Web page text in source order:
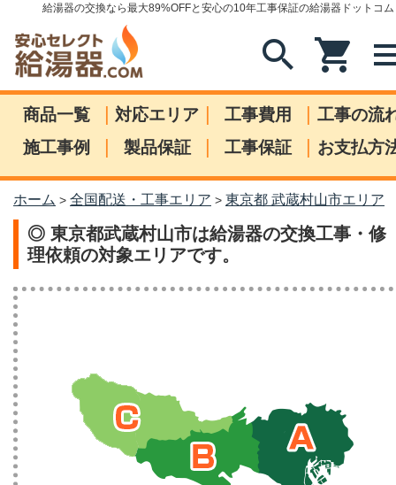
給湯器の交換なら最大89%OFFと安心の10年工事保証の給湯器ドットコム
search shopping_cart
商品一覧 | 対応エリア | 工事費用 | 工事の流
施工事例
| 製品保証 | 工事保証 | お支払方
ホーム > 全国配送・工事エリア > 東京都 武蔵村山市エリア
◎ 東京都武蔵村山市は給湯器の交換工事・修
理依頼の対象エリアです。